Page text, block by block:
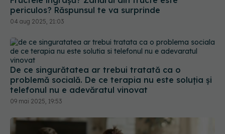
problemă socială. De ce terapia nu este soluția și
telefonul nu e adevăratul vinovat
09 mai 2025, 19:53